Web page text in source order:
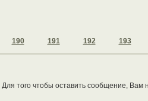
190 191 192 193
Для того чтобы оставить сообщение, Вам